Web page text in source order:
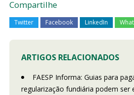
Compartilhe
Twitter Facebook LinkedIn
ARTIGOS RELACIONADOS
FAESP Informa: Guias para
regularização fundiária podem ser